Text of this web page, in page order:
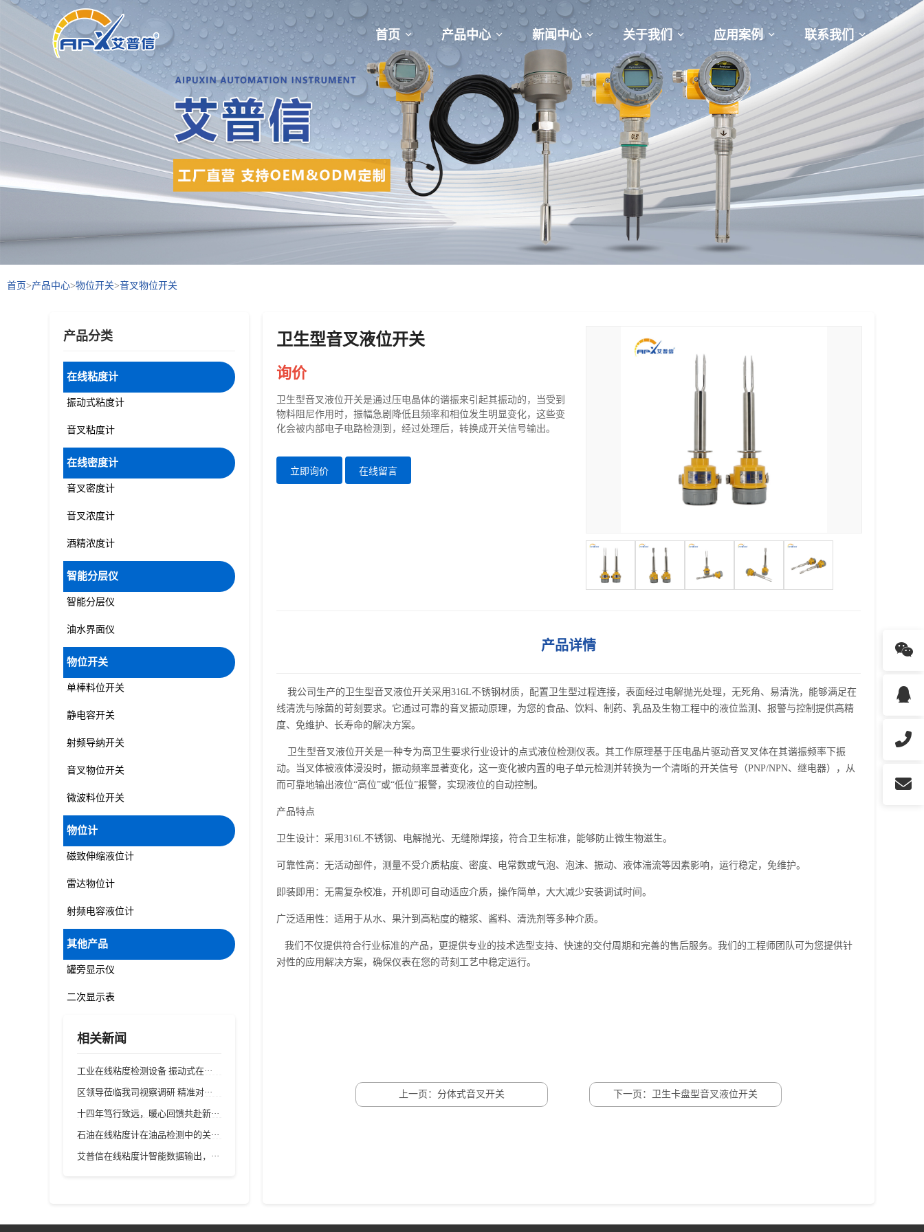
首页 产品中心 新闻中心 关于我们 应用案例 联系我们
首页>产品中心>物位开关>音叉物位开关
产品分类
在线粘度计
振动式粘度计
音叉粘度计
在线密度计
音叉密度计
音叉浓度计
酒精浓度计
智能分层仪
智能分层仪
油水界面仪
物位开关
单棒料位开关
静电容开关
射频导纳开关
音叉物位开关
微波料位开关
物位计
磁致伸缩液位计
雷达物位计
射频电容液位计
其他产品
罐旁显示仪
二次显示表
相关新闻
工业在线粘度检测设备 振动式在···
区领导莅临我司视察调研 精准对···
十四年笃行致远，暖心回馈共赴新···
石油在线粘度计在油品检测中的关···
艾普信在线粘度计智能数据输出，···
卫生型音叉液位开关
询价
卫生型音叉液位开关是通过压电晶体的谐振来引起其振动的，当受到
物料阻尼作用时，振幅急剧降低且频率和相位发生明显变化，这些变
化会被内部电子电路检测到，经过处理后，转换成开关信号输出。
立即询价 在线留言
产品详情
我公司生产的卫生型音叉液位开关采用316L不锈钢材质，配置卫生型过程连接，表面经过电解抛光处理，无死角、易清洗，能够满足在
线清洗与除菌的苛刻要求。它通过可靠的音叉振动原理，为您的食品、饮料、制药、乳品及生物工程中的液位监测、报警与控制提供高精
度、免维护、长寿命的解决方案。
卫生型音叉液位开关是一种专为高卫生要求行业设计的点式液位检测仪表。其工作原理基于压电晶片驱动音叉叉体在其谐振频率下振
动。当叉体被液体浸没时，振动频率显著变化，这一变化被内置的电子单元检测并转换为一个清晰的开关信号（PNP/NPN、继电器），从
而可靠地输出液位“高位”或“低位”报警，实现液位的自动控制。
产品特点
卫生设计：采用316L不锈钢、电解抛光、无缝隙焊接，符合卫生标准，能够防止微生物滋生。
可靠性高：无活动部件，测量不受介质粘度、密度、电常数或气泡、泡沫、振动、液体湍流等因素影响，运行稳定，免维护。
即装即用：无需复杂校准，开机即可自动适应介质，操作简单，大大减少安装调试时间。
广泛适用性：适用于从水、果汁到高粘度的糖浆、酱料、清洗剂等多种介质。
我们不仅提供符合行业标准的产品，更提供专业的技术选型支持、快速的交付周期和完善的售后服务。我们的工程师团队可为您提供针
对性的应用解决方案，确保仪表在您的苛刻工艺中稳定运行。
上一页：分体式音叉开关 下一页：卫生卡盘型音叉液位开关